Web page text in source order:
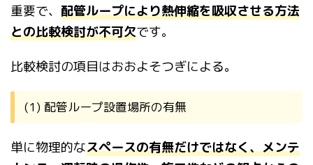
重要で、 配管ループにより熱伸縮を吸収させる方法
との比較検討が不可欠です。
比較検討の項目はおおよそつぎによる。
(1) 配管ループ設置場所の有無
単に物理的なスペースの有無だけではなく、メンテ